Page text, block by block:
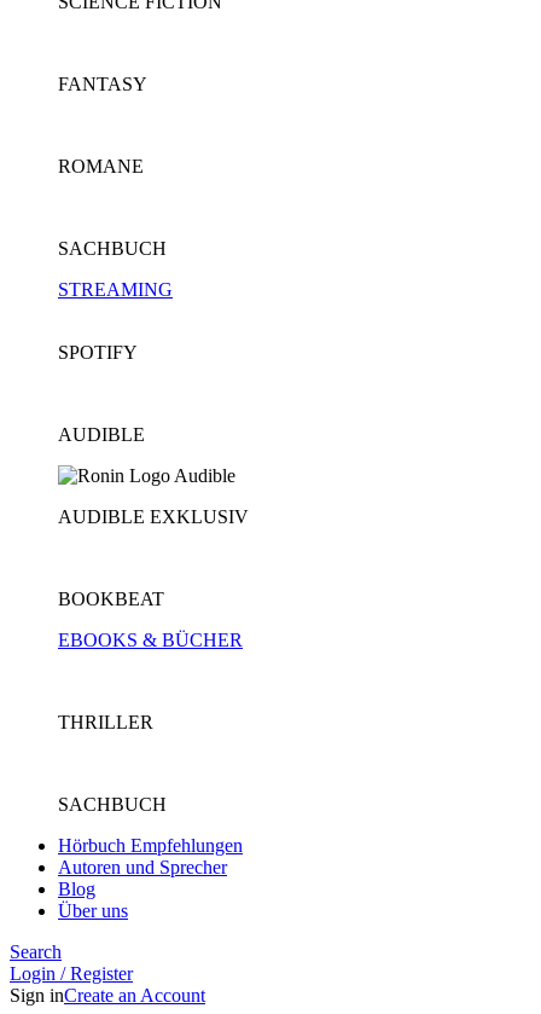
FANTASY
ROMANE
SACHBUCH
STREAMING
SPOTIFY
AUDIBLE
AUDIBLE EXKLUSIV
BOOKBEAT
EBOOKS & BÜCHER
THRILLER
SACHBUCH
Hörbuch Empfehlungen
Autoren und Sprecher
Blog
Über uns
Search
Login / Register
Sign inCreate an Account